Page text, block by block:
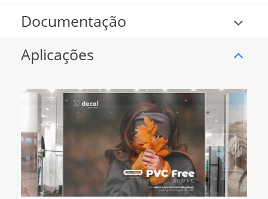
Documentação
Aplicações